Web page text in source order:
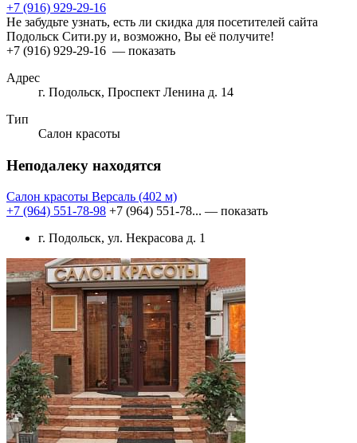
+7 (916) 929-29-16
Не забудьте узнать, есть ли скидка для посетителей сайта
Подольск Сити.ру и, возможно, Вы её получите!
+7 (916) 929-29-16 — показать
Адрес
г. Подольск, Проспект Ленина д. 14
Тип
Салон красоты
Неподалеку находятся
Салон красоты Версаль (402 м)
+7 (964) 551-78-98 +7 (964) 551-78... — показать
г. Подольск, ул. Некрасова д. 1